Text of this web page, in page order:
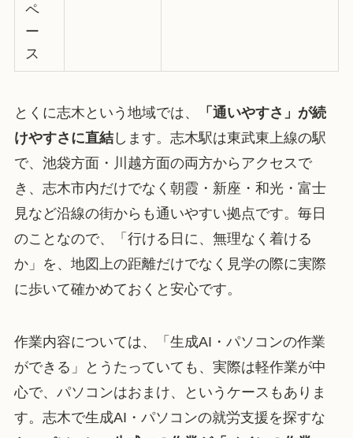
ペ
ー
ス
とくに志木という地域では、
「通いやすさ」が続
けやすさに直結します。志木駅は東武東上線の駅
で、池袋方面・川越方面の両方からアクセスで
き、志木市内だけでなく朝霞・新座・和光・富士
見など沿線の街からも通いやすい拠点です。毎日
のことなので、「行ける日に、無理なく着ける
か」を、地図上の距離だけでなく見学の際に実際
に歩いて確かめておくと安心です。
作業内容については、「生成AI・パソコンの作業
ができる」とうたっていても、実際は軽作業が中
心で、パソコンはおまけ、というケースもありま
す。志木で生成AI・パソコンの就労支援を探すな